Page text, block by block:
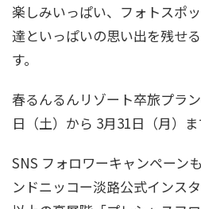
楽しみいっぱい、フォトスポ
達といっぱいの思い出を残せ
す。
春るんるんリゾート卒旅プラ
日（土）から 3月31日（月）ま
SNS フォロワーキャンペーン
ンドニッコー淡路公式インス